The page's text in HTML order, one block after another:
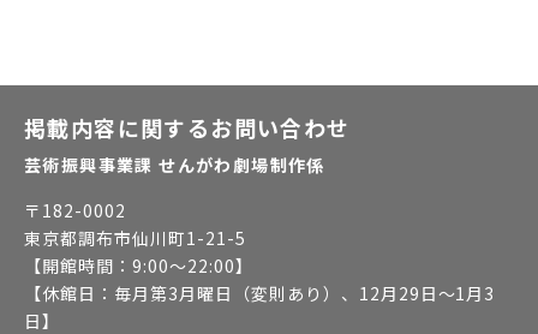
掲載内容に関するお問い合わせ
芸術振興事業課 せんがわ劇場制作係
〒 182-0002
東京都調布市仙川町1-21-5
【開館時間： 9:00～22:00】
【休館日： 毎月第3月曜日（変則あり）、12月29日～1月3
日】